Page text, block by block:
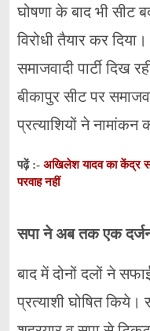
घोषणा के बाद भी सीट
विरोधी तैयार कर
समाजवादी पार्टी दिख
बीकापुर सीट पर
प्रत्याशियों ने नामांकन
पढ़ें :- अखिलेश यादव का केंद्र
परवाह नहीं
सपा ने अब तक एक
बाद में दोनों दलों ने
प्रत्याशी घोषित